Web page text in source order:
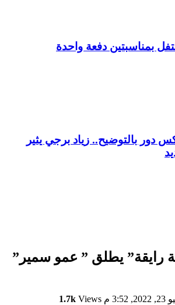
بمناسبتين دفعة واحدة
دور بالتوضيح.. زياد برجي يثير
رايقة” يطلق ” عمو سمير”
3:52 م 1.7k Views